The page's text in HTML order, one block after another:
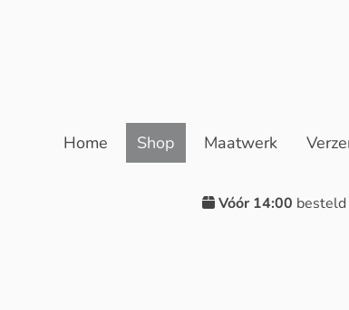
Home Shop Maatwerk
Vóór 14:00 besteld